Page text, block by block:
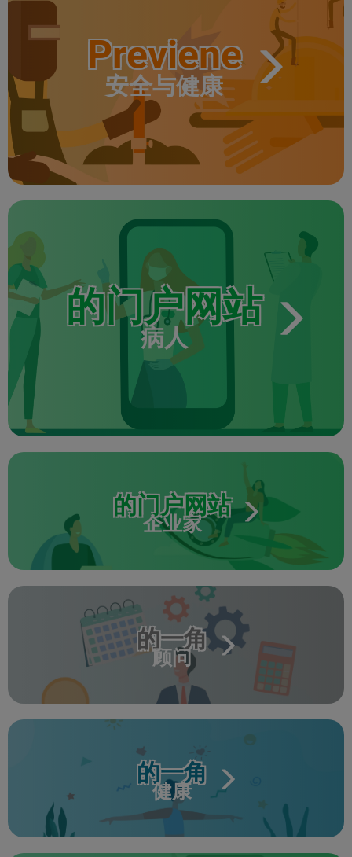
Previene
安全与健康
的门户网站
病人
的门户网站
企业家
的一角
顾问
的一角
健康